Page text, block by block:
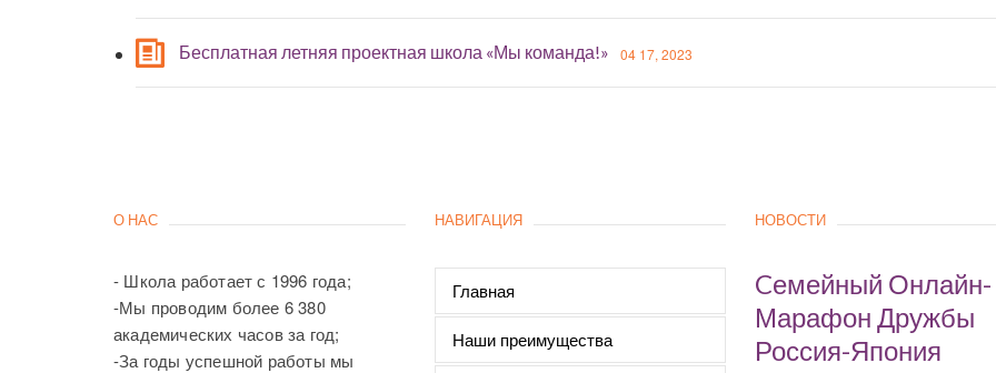
Бесплатная летняя проектная школа «Мы команда!» 04 17, 2023
О НАС
- Школа работает с 1996 года;
-Мы проводим более 6 380
академических часов за год;
-За годы успешной работы мы
НАВИГАЦИЯ
Главная
Наши преимущества
НОВОСТИ
Cемейный Онлайн-
Марафон Дружбы
Россия-Япония